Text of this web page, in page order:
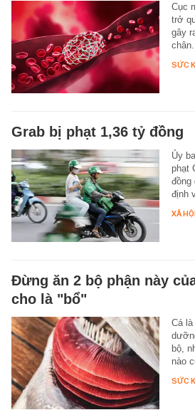
Cục
trở
gây
SỨC
Grab bị phạt 1,36 tỷ đồng
Ủy
phạt
đồng
định
XÃ
Đừng ăn 2 bộ phận này
cho là "bổ"
Cá
bộ,
nào
SỨC